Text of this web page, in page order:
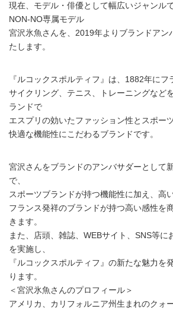
現在、モデル・俳優として幅広いジャンル
NON-NO専属モデル
宮沢氷魚さんを、2019年よりブランドアン
たします。
『ルコックスポルティフ』は、1882年にフ
サイクリング、テニス、トレーニングなど
ランドで
エスプリの効いたファッション性とスポー
快適な機能性にこだわるブランドです。
宮沢さんをブランドのアンバサダーとして
で、
スポーツブランドが持つ機能性に加え、高
フランス発祥のブランドが持つ高い感性を
きます。
また、店頭、雑誌、WEBサイト、SNS等に
を実施し、
『ルコックスポルティフ』の新たな魅力を
ります。
＜宮沢氷魚さんのプロフィール＞
アメリカ、カリフォルニア州生まれのクォー